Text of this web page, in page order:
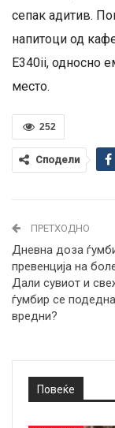
сепак адитив.
напитоци од
E340ii, односно
место.
252
Сподели
ПРЕТХОДНО
Дневна доза
превенција на
Дали сувиот и
ѓумбир се
вредни?
Повеќе